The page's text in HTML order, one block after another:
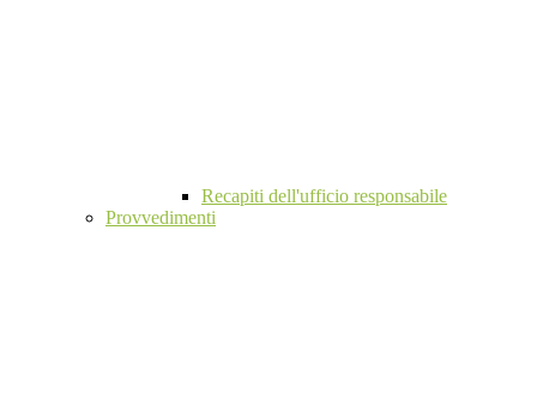
Recapiti dell'ufficio responsabile
Provvedimenti